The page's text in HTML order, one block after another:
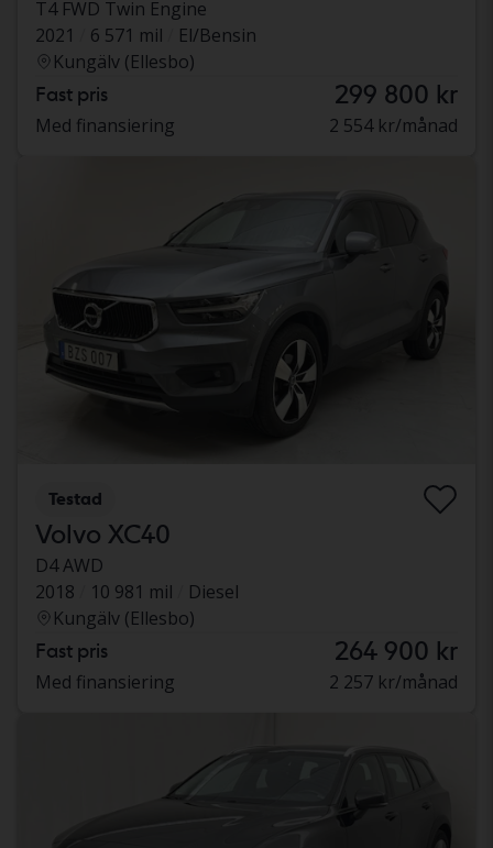
T4 FWD Twin Engine
2021
6 571 mil
El/Bensin
Kungälv (Ellesbo)
Fast pris 299 800 kr
Med finansiering 2 554 kr/månad
Testad
Volvo XC40
D4 AWD
2018
10 981 mil
Diesel
Kungälv (Ellesbo)
Fast pris 264 900 kr
Med finansiering 2 257 kr/månad